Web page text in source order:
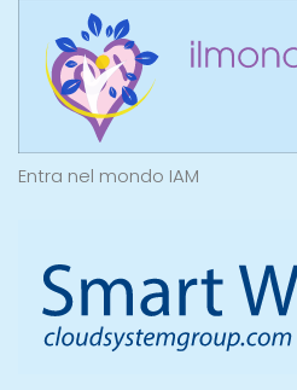
Entra nel mondo IAM